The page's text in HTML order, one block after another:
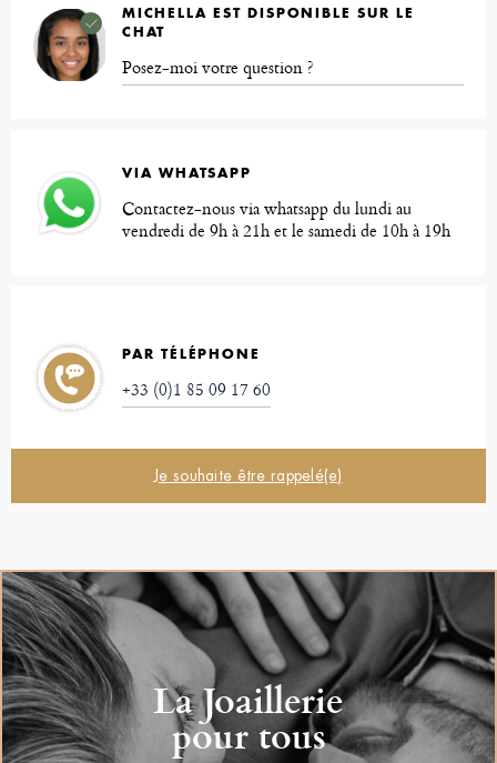
MICHELLA EST DISPONIBLE SUR LE
CHAT
Posez-moi votre question ?
VIA WHATSAPP
Contactez-nous via whatsapp du lundi au
vendredi de 9h à 21h et le samedi de 10h à 19h
PAR TÉLÉPHONE
+33 (0)1 85 09 17 60
Je souhaite être rappelé(e)
La Joaillerie
pour tous